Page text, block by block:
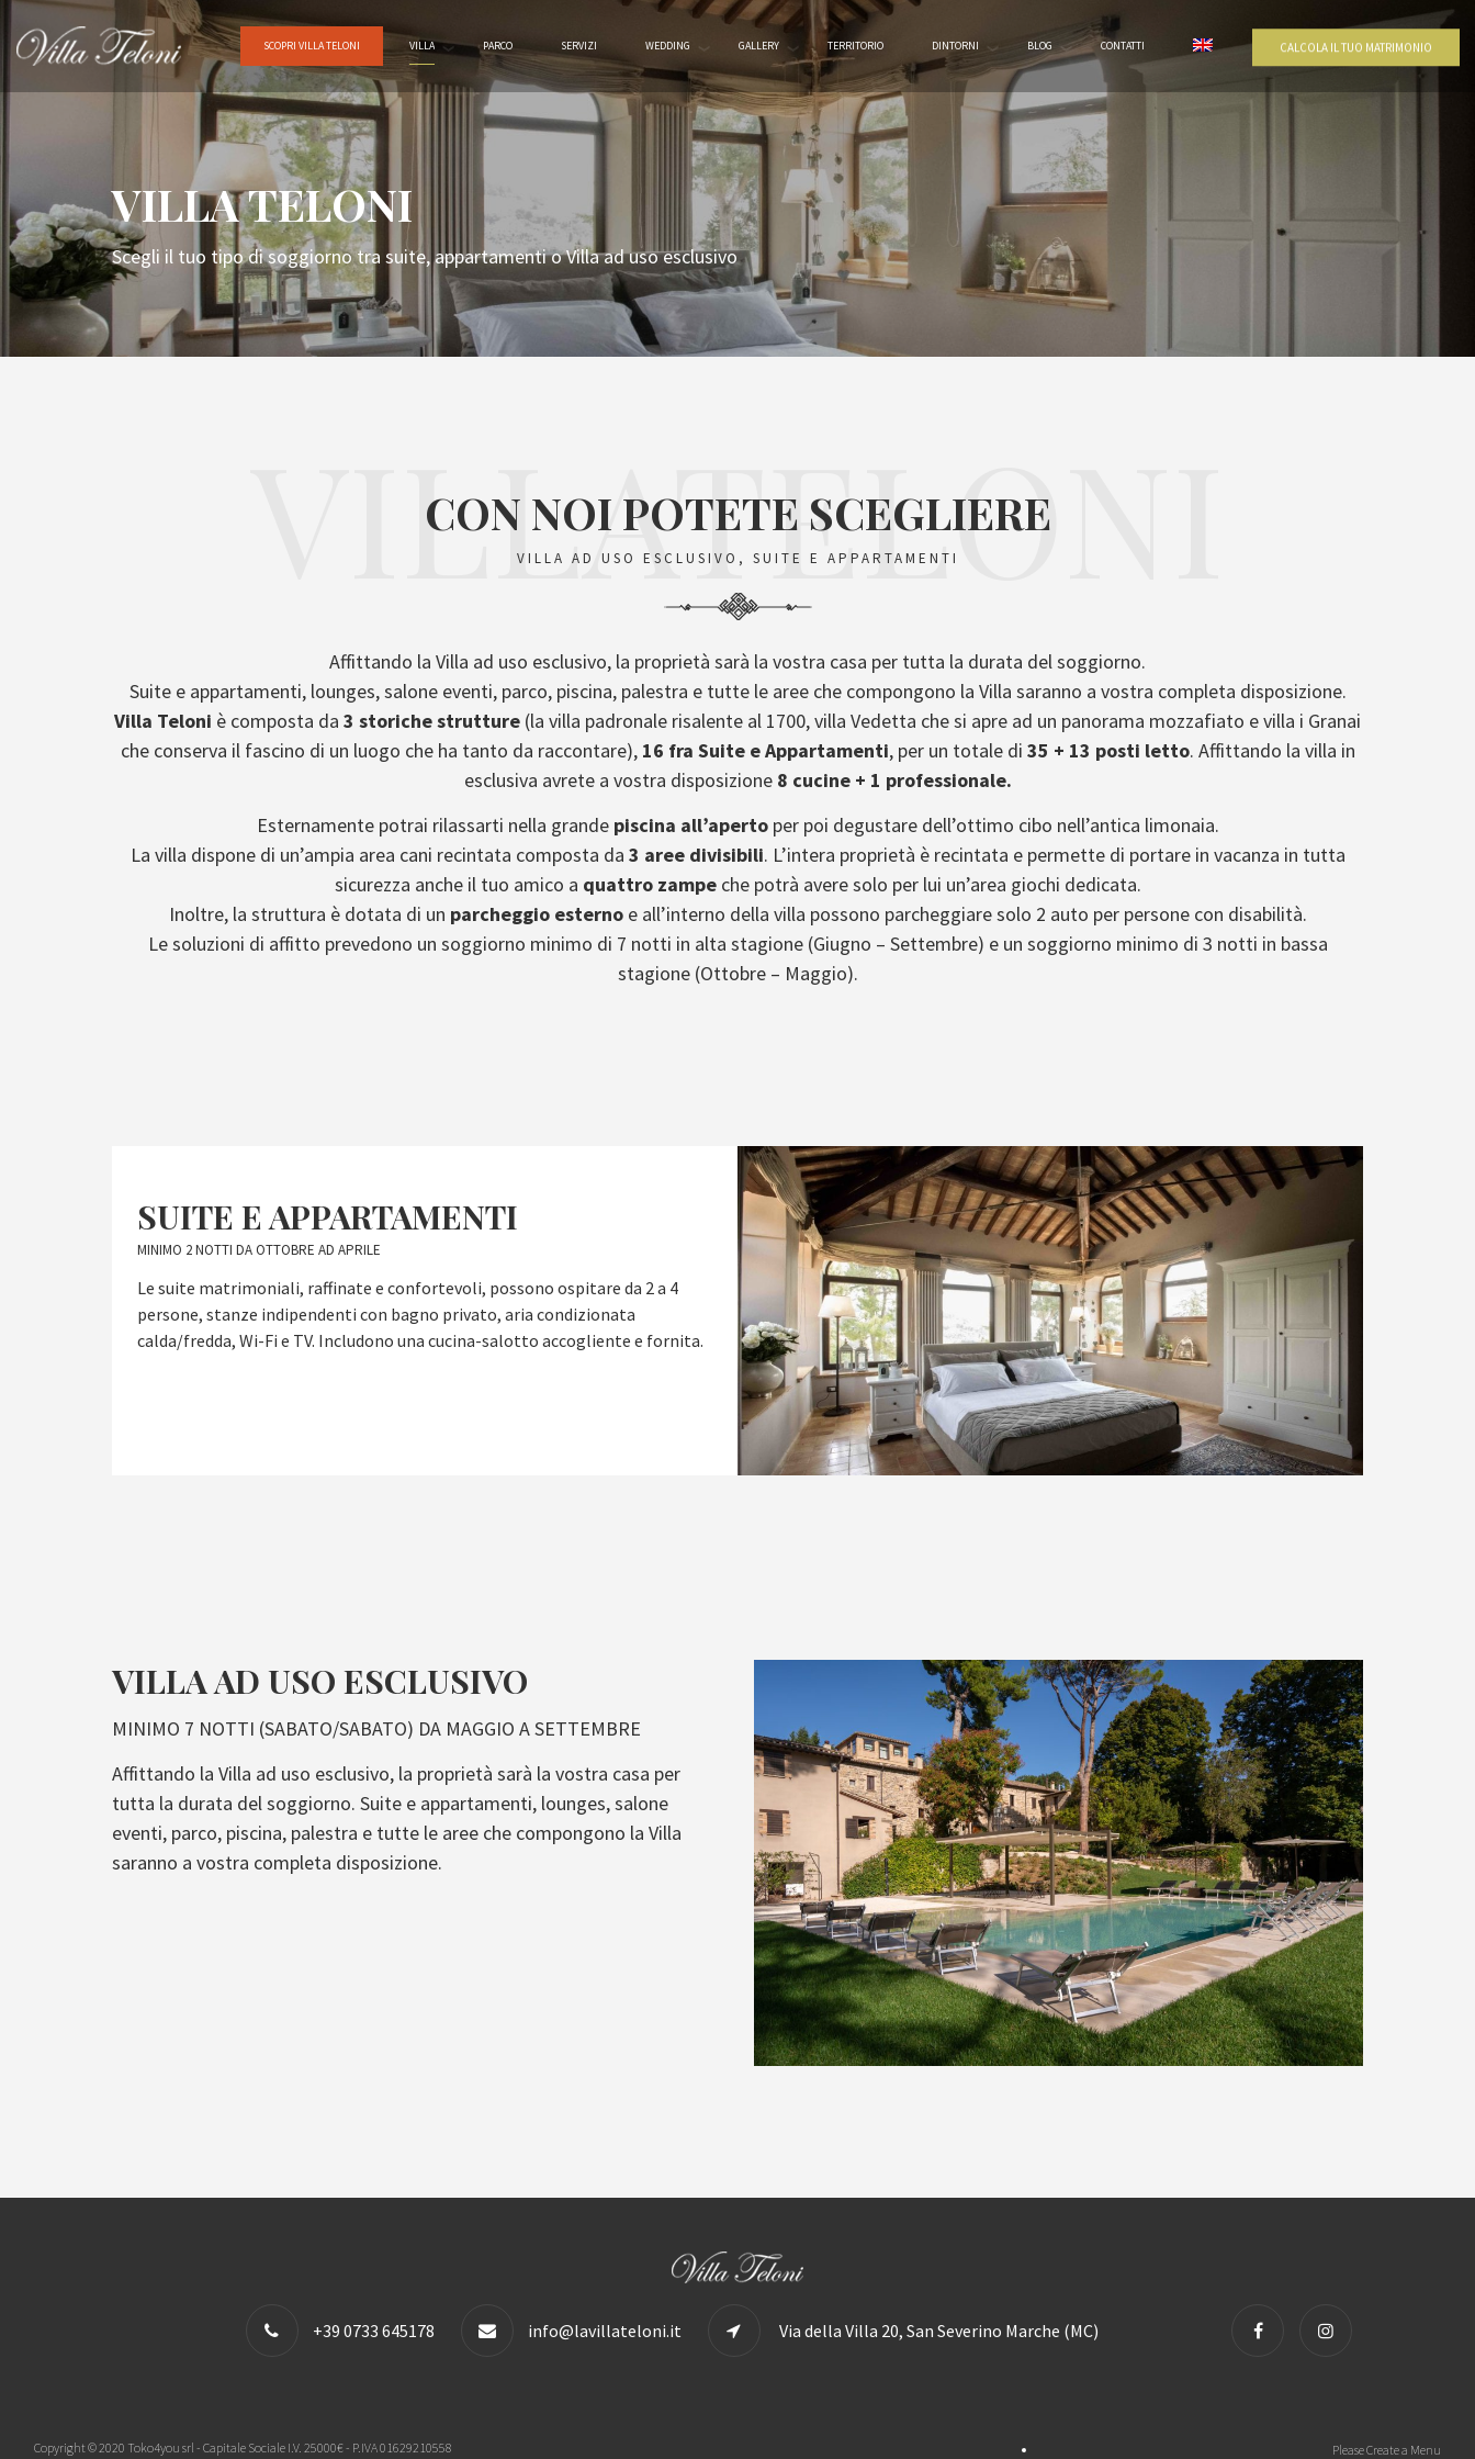
SCOPRI VILLA TELONI VILLA PARCO SERVIZI WEDDING GALLERY TERRITORIO DINTORNI BLOG CONTATTI CALCOLA IL TUO MATRIMONIO
VILLA TELONI
Scegli il tuo tipo di soggiorno tra suite, appartamenti o Villa ad uso esclusivo
VILLATELONI
CON NOI POTETE SCEGLIERE
VILLA AD USO ESCLUSIVO, SUITE E APPARTAMENTI
Affittando la Villa ad uso esclusivo, la proprietà sarà la vostra casa per tutta la durata del soggiorno.
Suite e appartamenti, lounges, salone eventi, parco, piscina, palestra e tutte le aree che compongono la Villa saranno a vostra completa disposizione.
Villa Teloni è composta da 3 storiche strutture (la villa padronale risalente al 1700, villa Vedetta che si apre ad un panorama mozzafiato e villa i Granai
che conserva il fascino di un luogo che ha tanto da raccontare), 16 fra Suite e Appartamenti, per un totale di 35 + 13 posti letto. Affittando la villa in
esclusiva avrete a vostra disposizione 8 cucine + 1 professionale.
Esternamente potrai rilassarti nella grande piscina all’apertoper poi degustare dell’ottimo cibo nell’antica limonaia.
La villa dispone di un’ampia area cani recintata composta da 3 aree divisibili. L’intera proprietà è recintata e permette di portare in vacanza in tutta
sicurezza anche il tuo amico a quattro zampe che potrà avere solo per lui un’area giochi dedicata.
Inoltre, la struttura è dotata di un parcheggio esternoe all’interno della villa possono parcheggiare solo 2 auto per persone con disabilità.
Le soluzioni di affitto prevedono un soggiorno minimo di 7 notti in alta stagione (Giugno – Settembre) e un soggiorno minimo di 3 notti in bassa
stagione (Ottobre – Maggio).
SUITE E APPARTAMENTI
MINIMO 2 NOTTI DA OTTOBRE AD APRILE
Le suite matrimoniali, raffinate e confortevoli, possono ospitare da 2 a 4
persone, stanze indipendenti con bagno privato, aria condizionata
calda/fredda, Wi-Fi e TV. Includono una cucina-salotto accogliente e fornita.
VILLA AD USO ESCLUSIVO
MINIMO 7 NOTTI (SABATO/SABATO) DA MAGGIO A SETTEMBRE
Affittando la Villa ad uso esclusivo, la proprietà sarà la vostra casa per
tutta la durata del soggiorno. Suite e appartamenti, lounges, salone
eventi, parco, piscina, palestra e tutte le aree che compongono la Villa
saranno a vostra completa disposizione.
+39 0733 645178 info@lavillateloni.it Via della Villa 20, San Severino Marche (MC)
Copyright © 2020 Toko4you srl - Capitale Sociale I.V. 25000€ - P.IVA 01629210558
Please Create a Menu